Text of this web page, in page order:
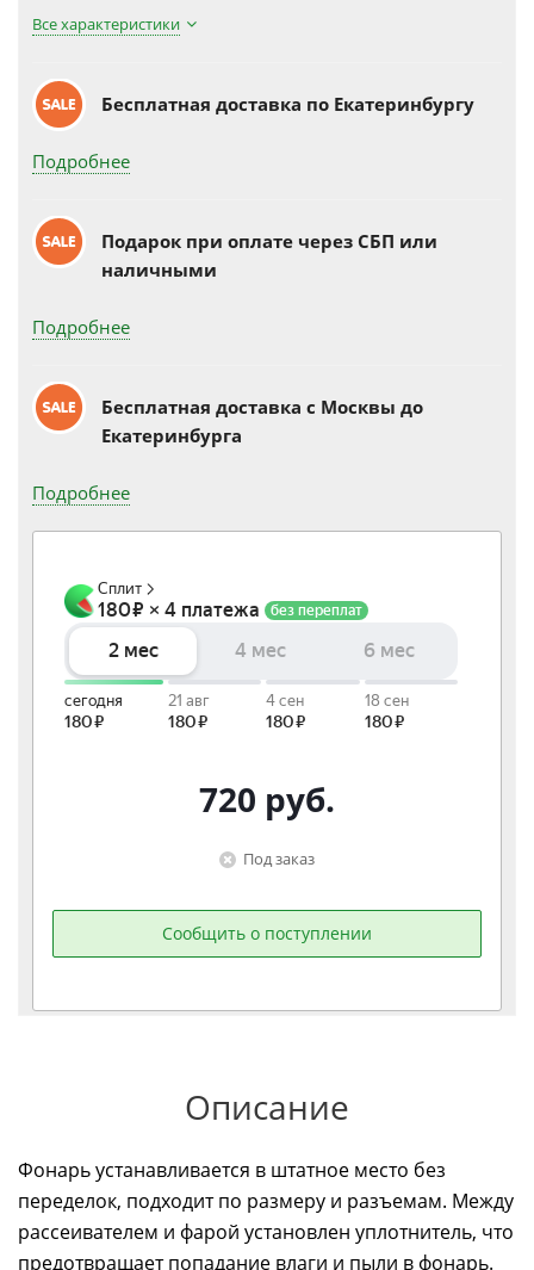
Все характеристики
Бесплатная доставка по Екатеринбургу
Подробнее
Подарок при оплате через СБП или
наличными
Подробнее
Бесплатная доставка c Москвы до
Екатеринбурга
Подробнее
720 руб.
Под заказ
Сообщить о поступлении
Описание
Фонарь устанавливается в штатное место без
переделок, подходит по размеру и разъемам. Между
рассеивателем и фарой установлен уплотнитель, что
предотвращает попадание влаги и пыли в фонарь.